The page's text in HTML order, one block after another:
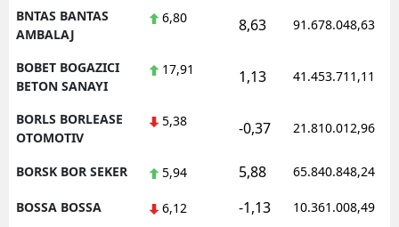
BNTAS BANTAS
AMBALAJ
6,80 8,63 91.678.048,63
BOBET BOGAZICI
BETON SANAYI
17,91 1,13 41.453.711,11
BORLS BORLEASE
OTOMOTIV
5,38 -0,37 21.810.012,96
BORSK BOR SEKER 5,94 5,88 65.840.848,24
BOSSA BOSSA 6,12 -1,13 10.361.008,49